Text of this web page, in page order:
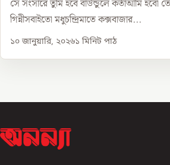
সে সংসারে তুমি হবে বাউন্ডুলে কর্তাআমি হবো
গিন্নীসবাইতো মধুচন্দ্রিমাতে কক্সবাজার...
১০ জানুয়ারি, ২০২৬১ মিনিট পাঠ